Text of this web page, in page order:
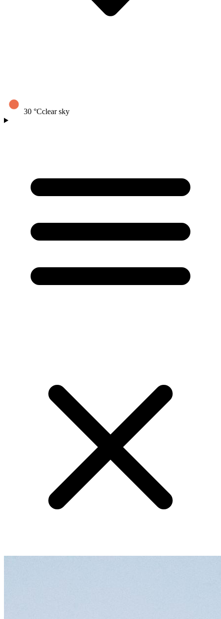
30 °Cclear sky